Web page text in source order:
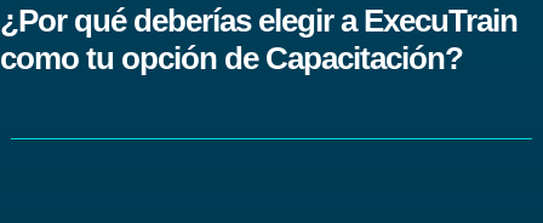
¿Por qué deberías elegir a ExecuTrain
como tu opción de Capacitación?